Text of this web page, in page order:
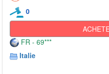
0
FR - 69***
Italie